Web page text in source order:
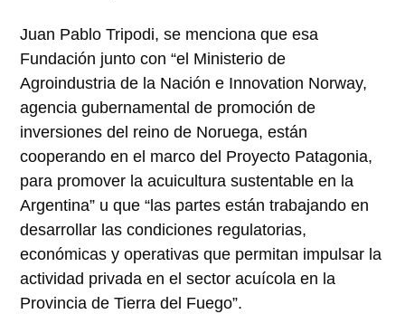
Juan Pablo Tripodi, se menciona que esa
Fundación junto con “el Ministerio de
Agroindustria de la Nación e Innovation Norway,
agencia gubernamental de promoción de
inversiones del reino de Noruega, están
cooperando en el marco del Proyecto Patagonia,
para promover la acuicultura sustentable en la
Argentina” u que “las partes están trabajando en
desarrollar las condiciones regulatorias,
económicas y operativas que permitan impulsar la
actividad privada en el sector acuícola en la
Provincia de Tierra del Fuego”.